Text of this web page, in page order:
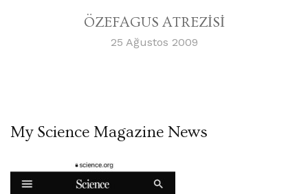
ÖZEFAGUS ATREZİSİ
25 Ağustos 2009
My Science Magazine News